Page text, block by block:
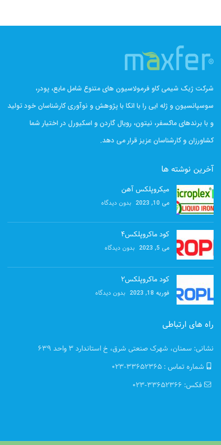
شرکت ژیک شیمی کاو فرمولاسیون های متنوع شامل مایع، پودر،
سوسپانسیون و ژله ایی را با اتکا با پژوهش و نوآوری کارشناسان خود تولید
و با برندهای ماکسفر، نیتون، رویال گاردن و اسکیورل در اختیار شما
کشاورزان و کارشناسان عزیز قرار می دهد.
آخرین نوشته ها
میکروپلکس آهن
می 10, 2023 بدون دیدگاه
کود ماکروپلکس۴
می 5, 2023 بدون دیدگاه
کود ماکروپلکس2
فوریه 18, 2023 بدون دیدگاه
راه های ارتباطی
نشانی: سمنان، شهرک صنعتی شرق، خ استاندارد 3 واحد 639
شماره تماس : 33652365-023
فکس: 33652366-023